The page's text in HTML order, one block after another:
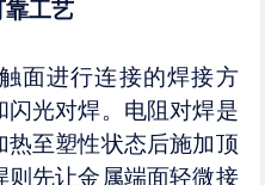
靠工艺​
面进行连接的焊接方
光对焊。电阻对焊是
至塑性状态后施加顶
先让金属端面轻微接